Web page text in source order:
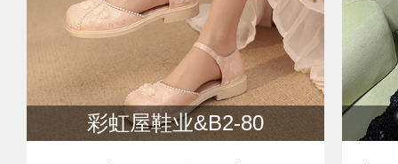
彩虹屋鞋业&B2-80